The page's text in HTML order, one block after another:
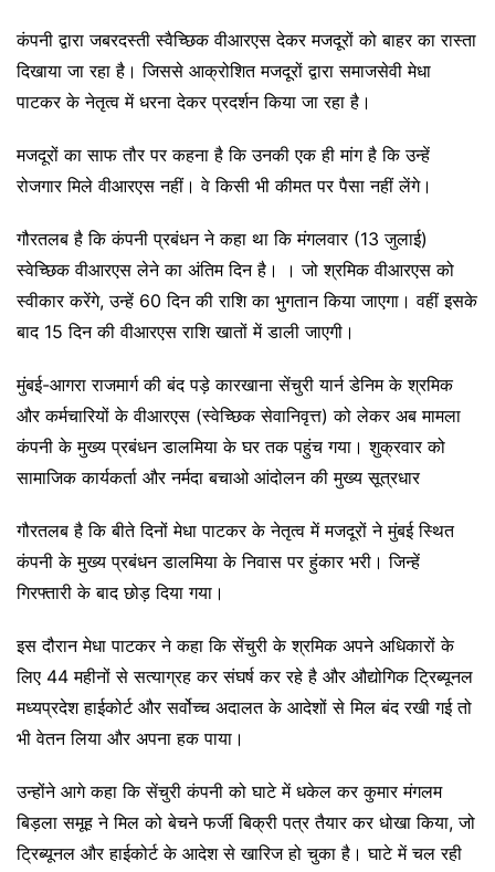
कंपनी द्वारा जबरदस्ती स्वैच्छिक वीआरएस देकर मजदूरों को बाहर का रास्ता
दिखाया जा रहा है। जिससे आक्रोशित मजदूरों द्वारा समाजसेवी मेधा
पाटकर के नेतृत्व में धरना देकर प्रदर्शन किया जा रहा है।
मजदूरों का साफ तौर पर कहना है कि उनकी एक ही मांग है कि उन्हें
रोजगार मिले वीआरएस नहीं। वे किसी भी कीमत पर पैसा नहीं लेंगे।
गौरतलब है कि कंपनी प्रबंधन ने कहा था कि मंगलवार (13 जुलाई)
स्वेच्छिक वीआरएस लेने का अंतिम दिन है। । जो श्रमिक वीआरएस को
स्वीकार करेंगे, उन्हें 60 दिन की राशि का भुगतान किया जाएगा। वहीं इसके
बाद 15 दिन की वीआरएस राशि खातों में डाली जाएगी।
मुंबई-आगरा राजमार्ग की बंद पड़े कारखाना सेंचुरी यार्न डेनिम के श्रमिक
और कर्मचारियों के वीआरएस (स्वेच्छिक सेवानिवृत्त) को लेकर अब मामला
कंपनी के मुख्य प्रबंधन डालमिया के घर तक पहुंच गया। शुक्रवार को
सामाजिक कार्यकर्ता और नर्मदा बचाओ आंदोलन की मुख्य सूत्रधार
गौरतलब है कि बीते दिनों मेधा पाटकर के नेतृत्व में मजदूरों ने मुंबई स्थित
कंपनी के मुख्य प्रबंधन डालमिया के निवास पर हुंकार भरी। जिन्हें
गिरफ्तारी के बाद छोड़ दिया गया।
इस दौरान मेधा पाटकर ने कहा कि सेंचुरी के श्रमिक अपने अधिकारों के
लिए 44 महीनों से सत्याग्रह कर संघर्ष कर रहे है और औद्योगिक ट्रिब्यूनल
मध्यप्रदेश हाईकोर्ट और सर्वोच्च अदालत के आदेशों से मिल बंद रखी गई तो
भी वेतन लिया और अपना हक पाया।
उन्होंने आगे कहा कि सेंचुरी कंपनी को घाटे में धकेल कर कुमार मंगलम
बिड़ला समूह ने मिल को बेचने फर्जी बिक्री पत्र तैयार कर धोखा किया, जो
ट्रिब्यूनल और हाईकोर्ट के आदेश से खारिज हो चुका है। घाटे में चल रही